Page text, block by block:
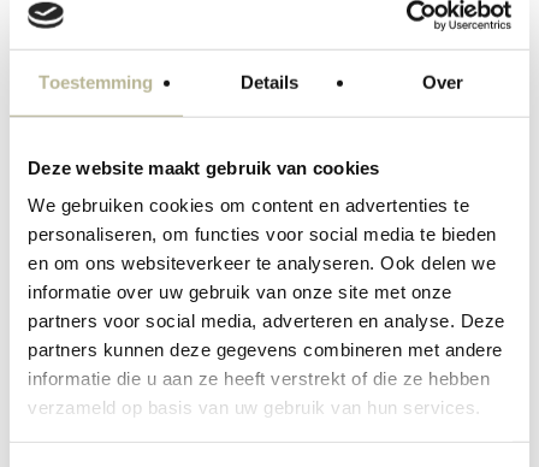
Toestemming Details Over
Deze website maakt gebruik van cookies
We gebruiken cookies om content en advertenties te
personaliseren, om functies voor social media te bieden
en om ons websiteverkeer te analyseren. Ook delen we
informatie over uw gebruik van onze site met onze
partners voor social media, adverteren en analyse. Deze
partners kunnen deze gegevens combineren met andere
informatie die u aan ze heeft verstrekt of die ze hebben
verzameld op basis van uw gebruik van hun services.